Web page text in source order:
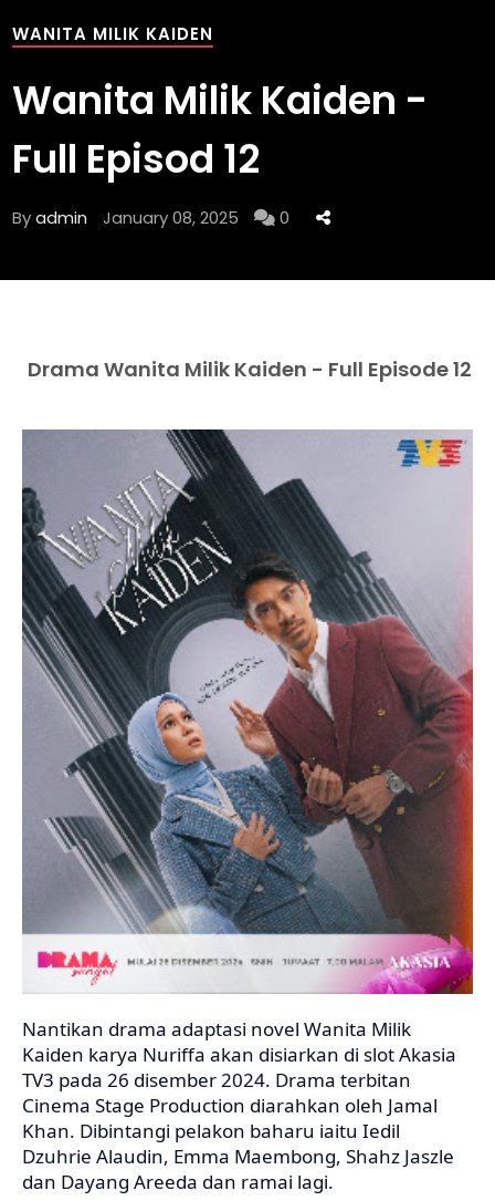
WANITA MILIK KAIDEN
Wanita Milik Kaiden -
Full Episod 12
Byadmin January 08, 2025 0
Drama Wanita Milik Kaiden - Full Episode 12
Nantikan drama adaptasi novel Wanita Milik
Kaiden karya Nuriffa akan disiarkan di slot Akasia
TV3 pada 26 disember 2024. Drama terbitan
Cinema Stage Production diarahkan oleh Jamal
Khan. Dibintangi pelakon baharu iaitu Iedil
Dzuhrie Alaudin, Emma Maembong, Shahz Jaszle
dan Dayang Areeda dan ramai lagi.